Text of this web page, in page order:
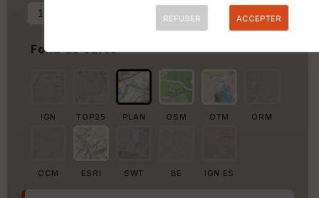
Fond de carte
IGN TOP25 PLAN OSM OTM ORM
OCM ESRI SWT BE IGN ES
REFUSER ACCEPTER